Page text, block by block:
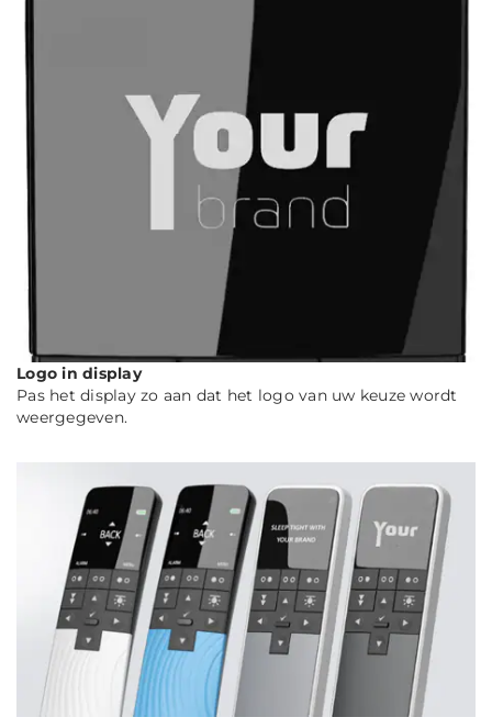
Logo in display
Pas het display zo aan dat het logo van uw keuze wordt
weergegeven.